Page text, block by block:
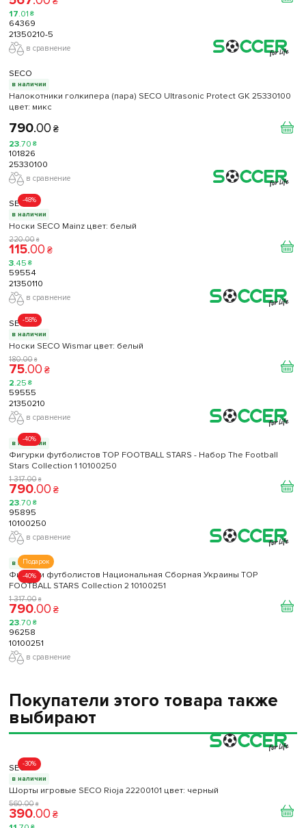
17.01 ₴
64369
21350210-5
в сравнение
SECO
в наличии
Налокотники голкипера (пара) SECO Ultrasonic Protect GK 25330100
цвет: микс
790.00 ₴
23.70 ₴
101826
25330100
в сравнение
-48%
SECO
в наличии
Носки SECO Mainz цвет: белый
220.00 ₴
115.00 ₴
3.45 ₴
59554
21350110
в сравнение
-58%
SECO
в наличии
Носки SECO Wismar цвет: белый
180.00 ₴
75.00 ₴
2.25 ₴
59555
21350210
в сравнение
-40%
в наличии
Фигурки футболистов TOP FOOTBALL STARS - Набор The Football
Stars Collection 1 10100250
1 317.00 ₴
790.00 ₴
23.70 ₴
95895
10100250
в сравнение
Подарок
-40%
в наличии
Фигурки футболистов Национальная Сборная Украины TOP
FOOTBALL STARS Collection 2 10100251
1 317.00 ₴
790.00 ₴
23.70 ₴
96258
10100251
в сравнение
Покупатели этого товара также
выбирают
-30%
SECO
в наличии
Шорты игровые SECO Rioja 22200101 цвет: черный
560.00 ₴
390.00 ₴